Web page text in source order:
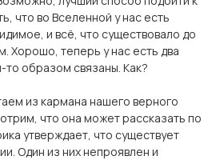
что во Вселенной у нас есть
и всё, что существовало до
Хорошо, теперь у нас есть два
то образом связаны. Как?
из кармана нашего верного
что она может рассказать по
утверждает, что существует
Один из них непроявлен и